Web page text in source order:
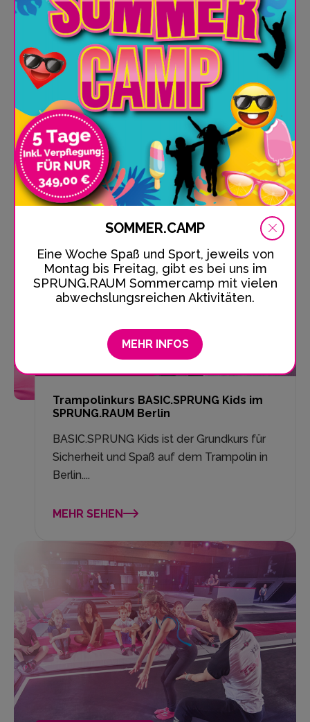
SOMMER.CAMP
Eine Woche Spaß und Sport, jeweils von
Montag bis Freitag, gibt es bei uns im
SPRUNG.RAUM Sommercamp mit vielen
abwechslungsreichen Aktivitäten.
MEHR INFOS
Trampolinkurs TRICK.SPRUNG im
SPRUNG.RAUM Berlin
In unserem TRICKSPRUNG Kurs in Berlin
geht es vor allem um akrobatische Tricks
und Moves....
MEHR SEHEN
Trampolinkurs BASIC.SPRUNG Kids im
SPRUNG.RAUM Berlin
BASIC.SPRUNG Kids ist der Grundkurs für
Sicherheit und Spaß auf dem Trampolin in
Berlin....
MEHR SEHEN